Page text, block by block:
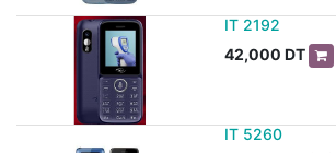
IT 2192
42,000 DT
IT 5260